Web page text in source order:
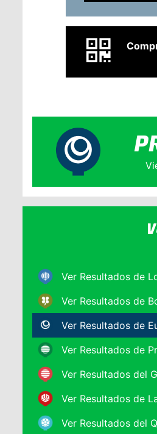
Ver Resultados de
Ver Resultados de
Ver Resultados de
Ver Resultados de
Ver Resultados del
Ver Resultados de
Ver Resultados del